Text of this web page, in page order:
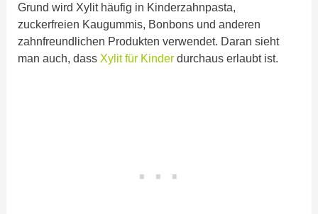
Grund wird Xylit häufig in Kinderzahnpasta,
zuckerfreien Kaugummis, Bonbons und anderen
zahnfreundlichen Produkten verwendet. Daran sieht
man auch, dass Xylit für Kinder durchaus erlaubt ist.